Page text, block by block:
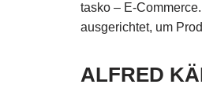
tasko – E-
ausgerichtet, um
ALFRED